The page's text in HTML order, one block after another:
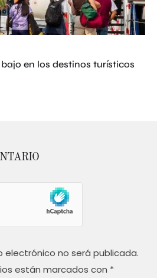
en los destinos turísticos
electrónico no será publicada.
están marcados con *